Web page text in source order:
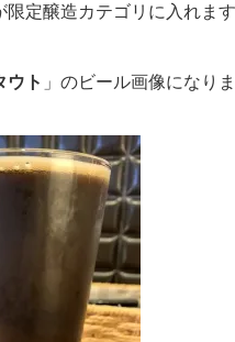
定醸造カテゴリに入れます
ウト 」のビール画像になりま